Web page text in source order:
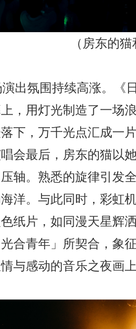
（房东的
演出氛围持续高涨。《
，用灯光制造了一场
下，万千光点汇成一
会最后，房东的猫以
轴。熟悉的旋律引发
洋。与此同时，彩虹
纸片，如同漫天星辉
合青年」所契合，象
与感动的音乐之夜画